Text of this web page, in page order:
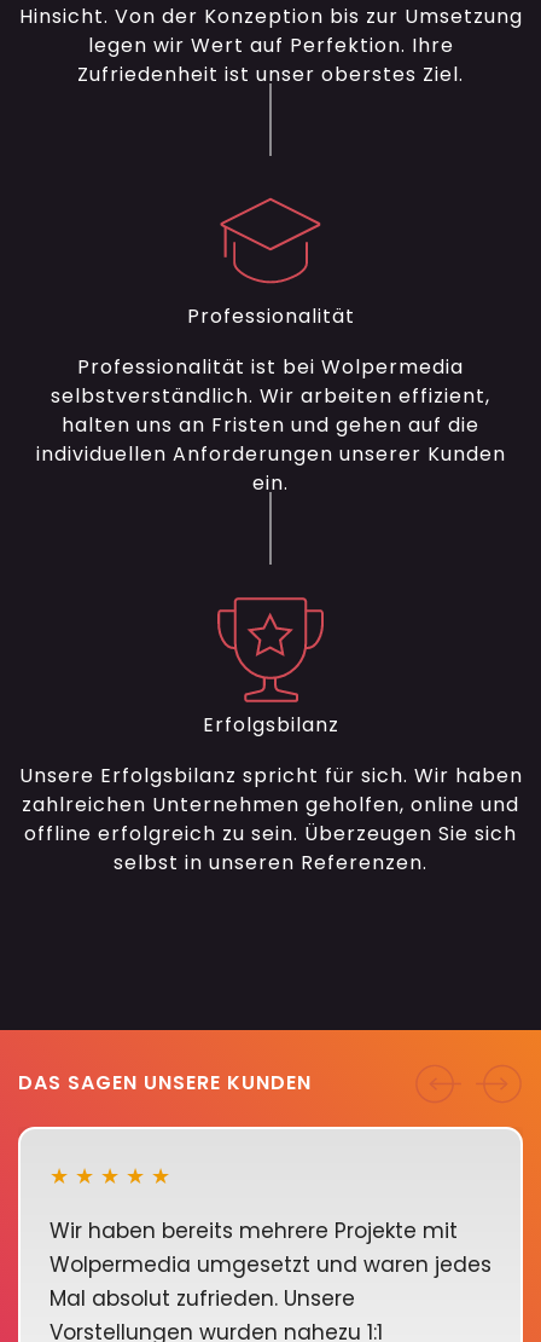
Hinsicht. Von der Konzeption bis zur Umsetzung
legen wir Wert auf Perfektion. Ihre
Zufriedenheit ist unser oberstes Ziel.
Professionalität
Professionalität ist bei Wolpermedia
selbstverständlich. Wir arbeiten effizient,
halten uns an Fristen und gehen auf die
individuellen Anforderungen unserer Kunden
ein.
Erfolgsbilanz
Unsere Erfolgsbilanz spricht für sich. Wir haben
zahlreichen Unternehmen geholfen, online und
offline erfolgreich zu sein. Überzeugen Sie sich
selbst in unseren Referenzen.
DAS SAGEN UNSERE KUNDEN
★ ★ ★ ★ ★
Wir haben bereits mehrere Projekte mit
Wolpermedia umgesetzt und waren jedes
Mal absolut zufrieden. Unsere
Vorstellungen wurden nahezu 1:1